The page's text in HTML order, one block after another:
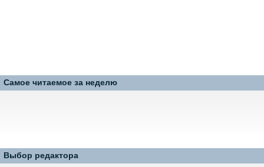
Самое читаемое за неделю
Выбор редактора